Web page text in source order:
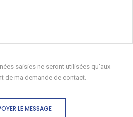
saisies ne seront utilisées qu'aux
de ma demande de contact.
LE MESSAGE